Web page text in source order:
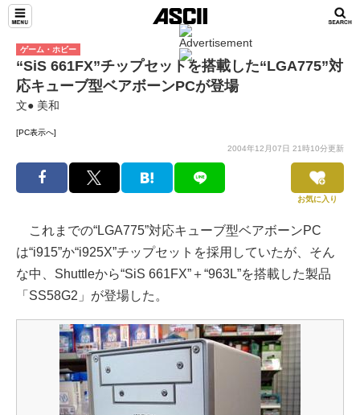
ゲーム・ホビー
“SiS 661FX”チップセットを搭載した“LGA775”対
応キューブ型ベアボーンPCが登場
文● 美和
[PC表示へ]
2004年12月07日 21時10分更新
お気に入り
これまでの“LGA775”対応キューブ型ベアボーンPC
は“i915”か“i925X”チップセットを採用していたが、そん
な中、Shuttleから“SiS 661FX”＋“963L”を搭載した製品
「SS58G2」が登場した。